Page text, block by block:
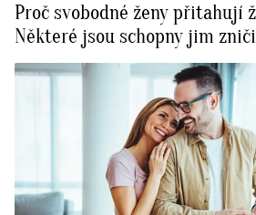
Proč svobodné ženy přitahují
Některé jsou schopny jim